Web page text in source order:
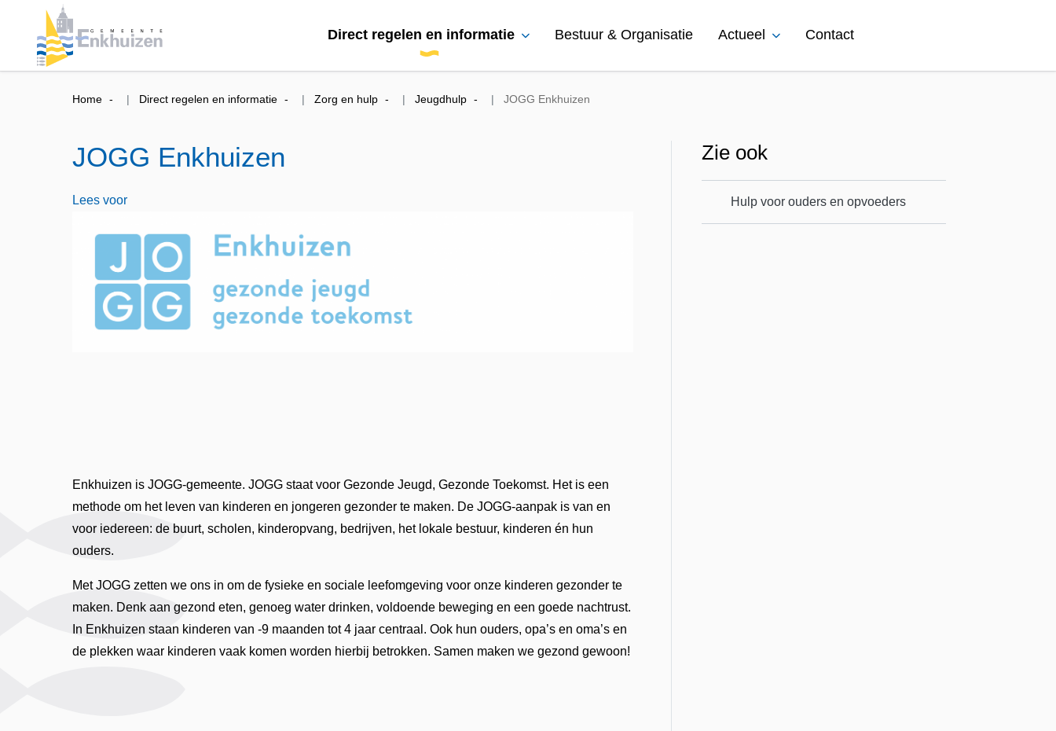
Direct regelen en informatie Bestuur & Organisatie Actueel Contact
Home Direct regelen en informatie Zorg en hulp Jeugdhulp JOGG Enkhuizen
JOGG Enkhuizen
Lees voor
Enkhuizen is JOGG-gemeente. JOGG staat voor Gezonde Jeugd, Gezonde Toekomst. Het is een
methode om het leven van kinderen en jongeren gezonder te maken. De JOGG-aanpak is van en
voor iedereen: de buurt, scholen, kinderopvang, bedrijven, het lokale bestuur, kinderen én hun
ouders.
Met JOGG zetten we ons in om de fysieke en sociale leefomgeving voor onze kinderen gezonder te
maken. Denk aan gezond eten, genoeg water drinken, voldoende beweging en een goede nachtrust.
In Enkhuizen staan kinderen van -9 maanden tot 4 jaar centraal. Ook hun ouders, opa’s en oma’s en
de plekken waar kinderen vaak komen worden hierbij betrokken. Samen maken we gezond gewoon!
Zie ook
Hulp voor ouders en opvoeders